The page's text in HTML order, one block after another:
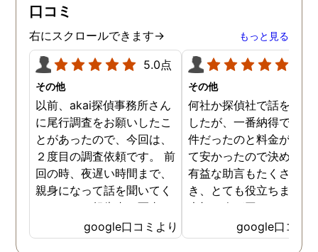
口コミ
右にスクロールできます→ もっと見る
5.0点
その他
以前、akai探偵事務所さん
に尾行調査をお願いしたこ
とがあったので、今回は、
２度目の調査依頼です。 前
回の時、夜遅い時間まで、
親身になって話を聞いてく
れたのと、報告書の写真
が、場所が悪かったのに、
とても鮮明に写っていたの
google口コミより
その他
何社か探偵社で話を聞き
したが、一番納得できる
件だったのと料金が比較
て安かったので決めまし
有益な助言もたくさん頂
き、とても役立ちました
大切な人が困っていたら
番に紹介したいと思える
偵事務所です
google口コミ